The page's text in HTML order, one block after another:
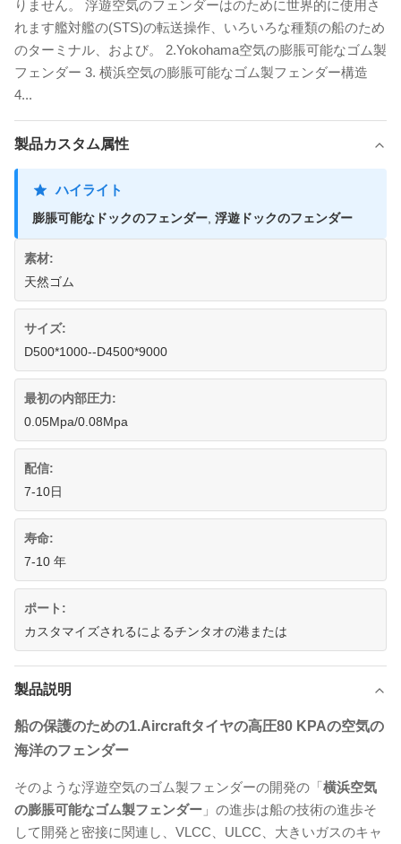
りません。 浮遊空気のフェンダーはのために世界的に使用さ
れます艦対艦の(STS)の転送操作、いろいろな種類の船のため
のターミナル、および。 2.Yokohama空気の膨脹可能なゴム製
フェンダー 3. 横浜空気の膨脹可能なゴム製フェンダー構造
4...
製品カスタム属性
ハイライト
膨脹可能なドックのフェンダー 浮遊ドックのフェンダー
素材:
天然ゴム
サイズ:
D500*1000--D4500*9000
最初の内部圧力:
0.05Mpa/0.08Mpa
配信:
7-10日
寿命:
7-10 年
ポート:
カスタマイズされるによるチンタオの港または
製品説明
船の保護のための1.Aircraftタイヤの高圧80 KPAの空気の
海洋のフェンダー
そのような浮遊空気のゴム製フェンダーの開発の「横浜空気
の膨脹可能なゴム製フェンダー 」の進歩は船の技術の進歩そ
して開発と密接に関連し、VLCC、ULCC、大きいガスのキャ